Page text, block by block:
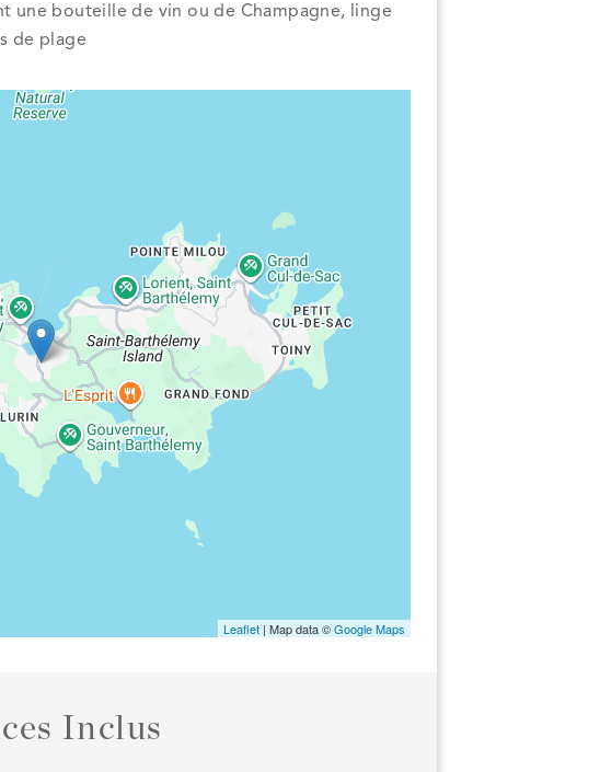
une bouteille de vin ou de Champagne, linge
de plage
Leaflet| Map data ©Google Maps
Inclus